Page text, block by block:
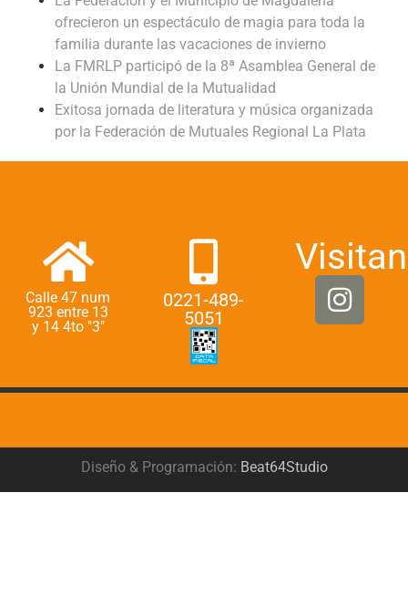
ofrecieron un espectáculo de magia para toda la
familia durante las vacaciones de invierno
La FMRLP participó de la 8ª Asamblea General de
la Unión Mundial de la Mutualidad
Exitosa jornada de literatura y música organizada
por la Federación de Mutuales Regional La Plata
Calle 47 num
923 entre 13
y 14 4to "3"
0221-489-
5051
Diseño & Programación: Beat64Studio